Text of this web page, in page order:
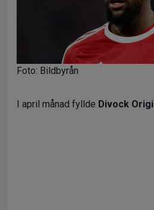
Foto: Bildbyrån
I april månad fyllde Divock Origi